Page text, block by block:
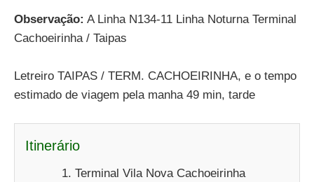
Observação: A Linha N134-11 Linha Noturna Terminal
Cachoeirinha / Taipas
Letreiro TAIPAS / TERM. CACHOEIRINHA, e o tempo
estimado de viagem pela manha 49 min, tarde
Itinerário
Terminal Vila Nova Cachoeirinha